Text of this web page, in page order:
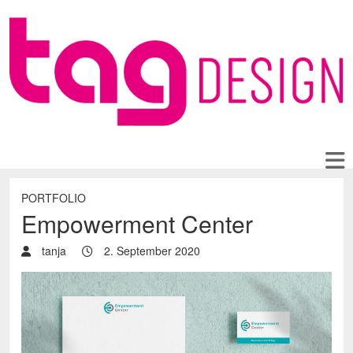
PORTFOLIO
Empowerment Center
tanja 2. September 2020